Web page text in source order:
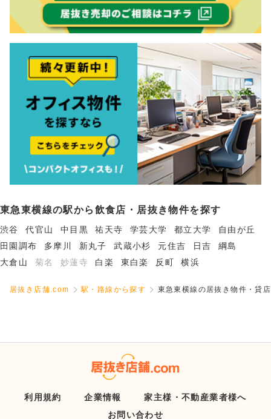
東急東横線の駅から飲食店・居抜き物件を探す
渋谷 代官山 中目黒 祐天寺 学芸大学 都立大学
自由が丘
田園調布
多摩川 新丸子 武蔵小杉 元住吉 日吉
綱島
大倉山
菊名 妙蓮寺 白楽 東白楽 反町 横浜
居抜き店舗.com 駅・路線から探す 東急東横線の居抜き物件・貸
利用規約 企業情報
家主様・不動産業者様へ
お問い合わせ